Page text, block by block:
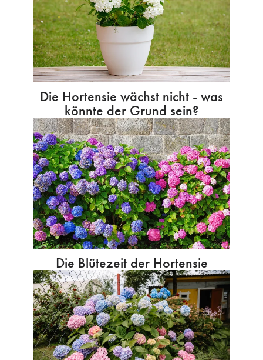
Die Hortensie wächst nicht - was
könnte der Grund sein?
Die Blütezeit der Hortensie